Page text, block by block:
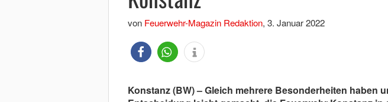
von Feuerwehr-Magazin Redaktion, 3. Januar 2022
Konstanz (BW) – Gleich mehrere Besonderheiten haben